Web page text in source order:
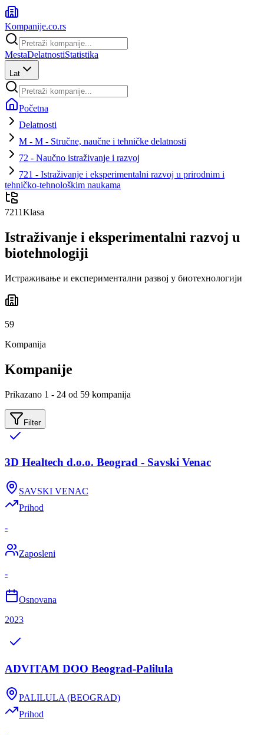
Kompanije.co.rs
MestaDelatnostiStatistika
Lat
Početna
Delatnosti
M - M - Stručne, naučne i tehničke delatnosti
72 - Naučno istraživanje i razvoj
721 - Istraživanje i eksperimentalni razvoj u prirodnim i
tehničko-tehnološkim naukama
7211Klasa
Istraživanje i eksperimentalni razvoj u
biotehnologiji
Истраживање и експериментални развој у биотехнологији
59
Kompanija
Kompanije
Prikazano 1 - 24 od 59 kompanija
Filter
3D Healtech d.o.o. Beograd - Savski Venac
SAVSKI VENAC
Prihod
-
Zaposleni
-
Osnovana
2023
ADVITAM DOO Beograd-Palilula
PALILULA (BEOGRAD)
Prihod